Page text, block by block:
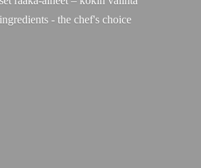
- the chef's choice